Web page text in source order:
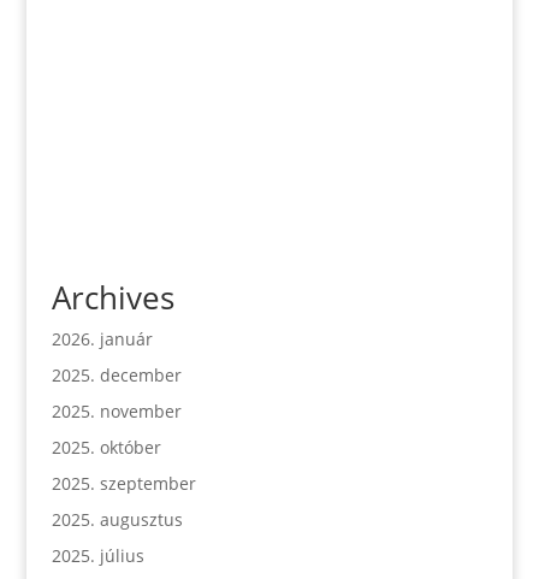
Archives
2026. január
2025. december
2025. november
2025. október
2025. szeptember
2025. augusztus
2025. július